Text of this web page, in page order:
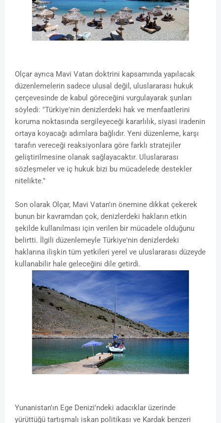
Olçar ayrıca Mavi Vatan doktrini kapsamında yapılacak
düzenlemelerin sadece ulusal değil, uluslararası hukuk
çerçevesinde de kabul göreceğini vurgulayarak şunları
söyledi: "Türkiye'nin denizlerdeki hak ve menfaatlerini
koruma noktasında sergileyeceği kararlılık, siyasi iradenin
ortaya koyacağı adımlara bağlıdır. Yeni düzenleme, karşı
tarafın vereceği reaksiyonlara göre farklı stratejiler
geliştirilmesine olanak sağlayacaktır. Uluslararası
sözleşmeler ve iç hukuk bizi bu mücadelede destekler
nitelikte."
Son olarak Olçar, Mavi Vatan'ın önemine dikkat çekerek
bunun bir kavramdan çok, denizlerdeki hakların etkin
şekilde kullanılması için verilen bir mücadele olduğunu
belirtti. İlgili düzenlemeyle Türkiye'nin denizlerdeki
haklarına ilişkin tüm yetkileri yerel ve uluslararası düzeyde
kullanabilir hale geleceğini dile getirdi.
Yunanistan'ın Ege Denizi'ndeki adacıklar üzerinde
yürüttüğü tartışmalı iskan politikası ve Kardak benzeri